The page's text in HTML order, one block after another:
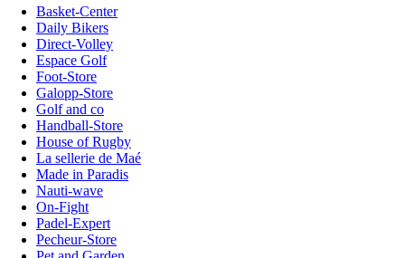
Basket-Center
Daily Bikers
Direct-Volley
Espace Golf
Foot-Store
Galopp-Store
Golf and co
Handball-Store
House of Rugby
La sellerie de Maé
Made in Paradis
Nauti-wave
On-Fight
Padel-Expert
Pecheur-Store